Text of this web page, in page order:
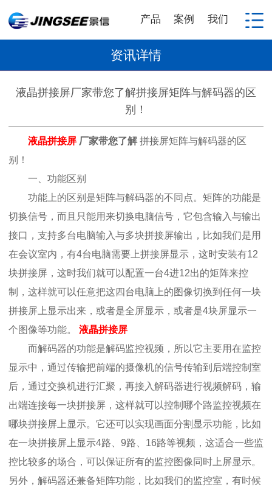
产品 案例 我们
资讯详情
液晶拼接屏厂家带您了解​拼接屏矩阵与解码器的区
别！
液晶拼接屏 厂家带您了解 拼接屏矩阵与解码器的区
别！
一、功能区别
功能上的区别是矩阵与解码器的不同点。矩阵的功能是
切换信号，而且只能用来切换电脑信号，它包含输入与输出
接口，支持多台电脑输入与多块拼接屏输出，比如我们是用
在会议室内，有4台电脑需要上拼接屏显示，这时安装有12
块拼接屏，这时我们就可以配置一台4进12出的矩阵来控
制，这样就可以任意把这四台电脑上的图像切换到任何一块
拼接屏上显示出来，或者是全屏显示，或者是4块屏显示一
个图像等功能。
液晶拼接屏
而解码器的功能是解码监控视频，所以它主要用在监控
显示中，通过传输把前端的摄像机的信号传输到后端控制室
后，通过交换机进行汇聚，再接入解码器进行视频解码，输
出端连接每一块拼接屏，这样就可以控制哪个路监控视频在
哪块拼接屏上显示。它还可以实现画面分割显示功能，比如
在一块拼接屏上显示4路、9路、16路等视频，这适合一些监
控比较多的场合，可以保证所有的监控图像同时上屏显示。
另外，解码器还兼备矩阵功能，比如我们的监控室，有时候